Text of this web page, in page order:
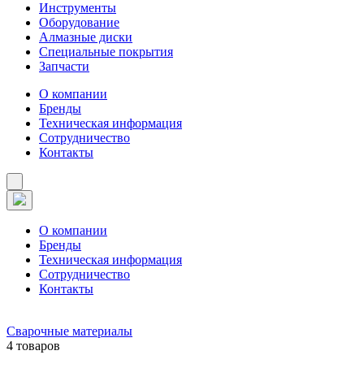
Инструменты
Оборудование
Алмазные диски
Специальные покрытия
Запчасти
О компании
Бренды
Техническая информация
Сотрудничество
Контакты
О компании
Бренды
Техническая информация
Сотрудничество
Контакты
Сварочные материалы
4 товаров